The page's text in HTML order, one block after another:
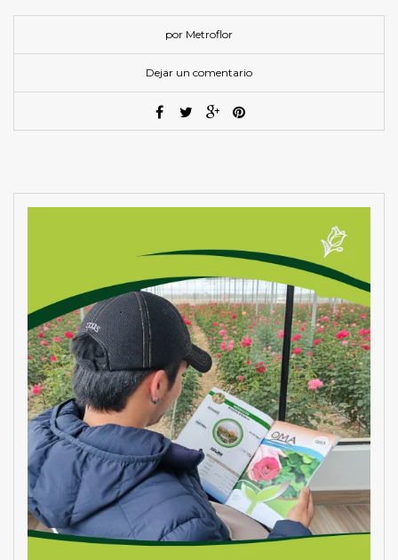
por Metroflor
Dejar un comentario